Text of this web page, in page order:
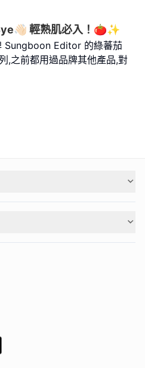
輕熟肌必入！🍅✨
Sungboon Editor 的綠蕃茄
,之前都用過品牌其他產品,對